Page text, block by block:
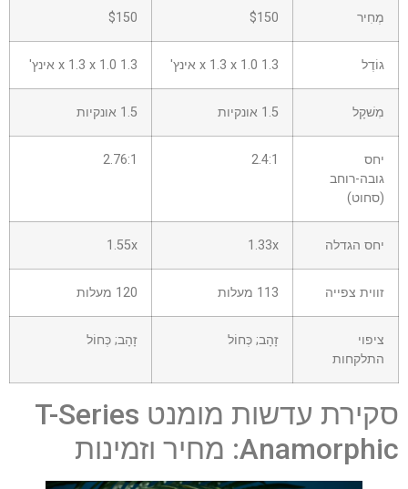
מְחִיר $150
$150
גוֹדֶל 1.3 x 1.3 x 1.0 אינץ' 1.3 x 1.3 x 1.0 אינץ'
מִשׁקָל 1.5 אונקיות 1.5 אונקיות
יחס
גובה-רוחב
(סחוט)
2.4:1
2.76:1
יחס הגדלה 1.33x
1.55x
זווית צפייה 113 מעלות 120 מעלות
ציפוי
התלקחות
זָהָב; כְּחוֹל זָהָב; כְּחוֹל
סקירת עדשות מומנט T-Series
Anamorphic: מחיר וזמינות